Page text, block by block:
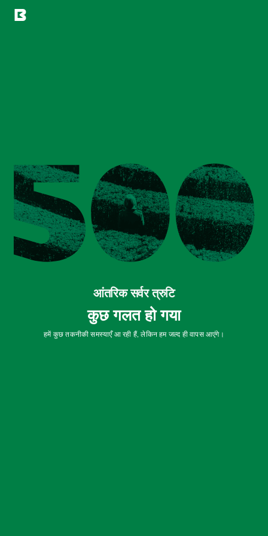
आंतरिक सर्वर त्रुटि
कुछ गलत हो गया
हमें कुछ तकनीकी समस्याएँ आ रही हैं, लेकिन हम जल्द ही वापस आएंगे।